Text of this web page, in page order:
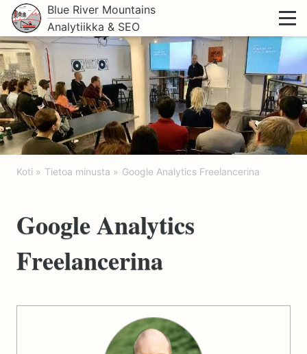
Blue River Mountains
Analytiikka & SEO
Koti Tietoa minusta Google Analytics Freelancerina
Google Analytics
Freelancerina